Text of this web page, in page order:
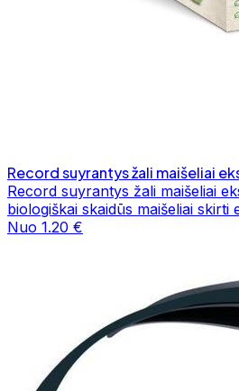
Record suyrantys žali maišeliai
Record suyrantys žali maišeliai
biologiškai skaidūs maišeliai
Nuo 1.20 €